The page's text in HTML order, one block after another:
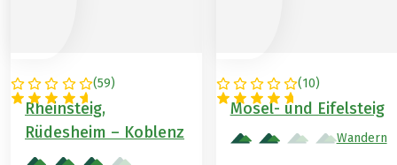
(59)
DEUTSCHLAND
Rheinsteig,
Rüdesheim – Koblenz
(10)
DEUTSCHLAND
Mosel- und Eifelsteig
Wandern